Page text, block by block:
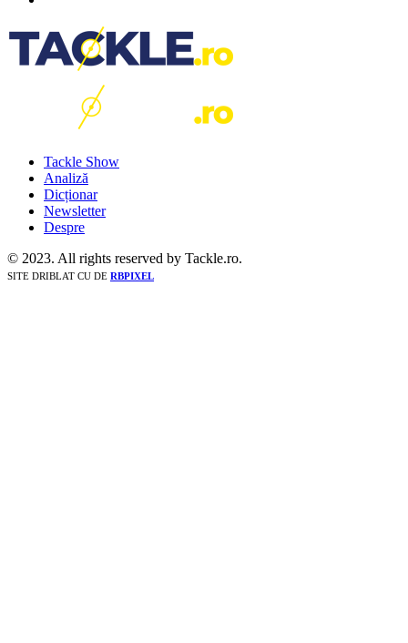
Tackle Show
Analiză
Dicționar
Newsletter
Despre
© 2023. All rights reserved by Tackle.ro.
SITE DRIBLAT CU DE RBPIXEL